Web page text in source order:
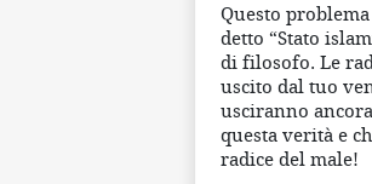
Questo
detto “Stato
di filosofo. Le
uscito dal tuo
usciranno
questa verità e
radice del male!